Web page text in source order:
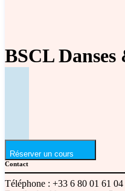
BSCL Danses
Réserver un cours
Contact
Téléphone : +33 6 80 01 61 04